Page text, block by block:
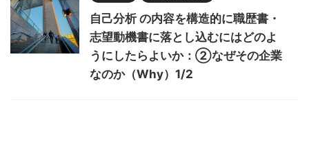
自己分析 の内容を構造的に職歴書・
志望動機書に落とし込むにはどのよ
うにしたらよいか：②なぜその企業
なのか（Why）1/2